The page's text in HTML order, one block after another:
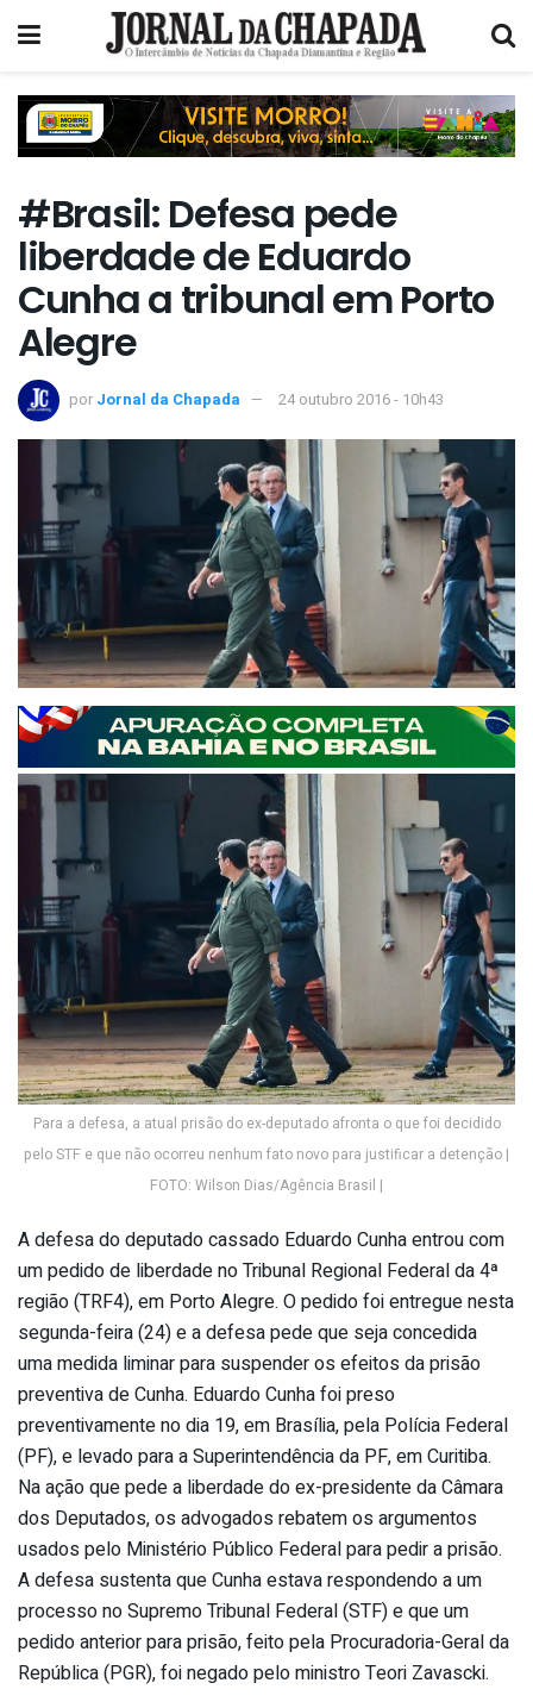
#Brasil: Defesa pede
liberdade de Eduardo
Cunha a tribunal em Porto
Alegre
por Jornal da Chapada 24 outubro 2016 - 10h43
Para a defesa, a atual prisão do ex-deputado afronta o que foi decidido
pelo STF e que não ocorreu nenhum fato novo para justificar a detenção |
FOTO: Wilson Dias/Agência Brasil |
A defesa do deputado cassado Eduardo Cunha entrou com
um pedido de liberdade no Tribunal Regional Federal da 4ª
região (TRF4), em Porto Alegre. O pedido foi entregue nesta
segunda-feira (24) e a defesa pede que seja concedida
uma medida liminar para suspender os efeitos da prisão
preventiva de Cunha. Eduardo Cunha foi preso
preventivamente no dia 19, em Brasília, pela Polícia Federal
(PF), e levado para a Superintendência da PF, em Curitiba.
Na ação que pede a liberdade do ex-presidente da Câmara
dos Deputados, os advogados rebatem os argumentos
usados pelo Ministério Público Federal para pedir a prisão.
A defesa sustenta que Cunha estava respondendo a um
processo no Supremo Tribunal Federal (STF) e que um
pedido anterior para prisão, feito pela Procuradoria-Geral da
República (PGR), foi negado pelo ministro Teori Zavascki.